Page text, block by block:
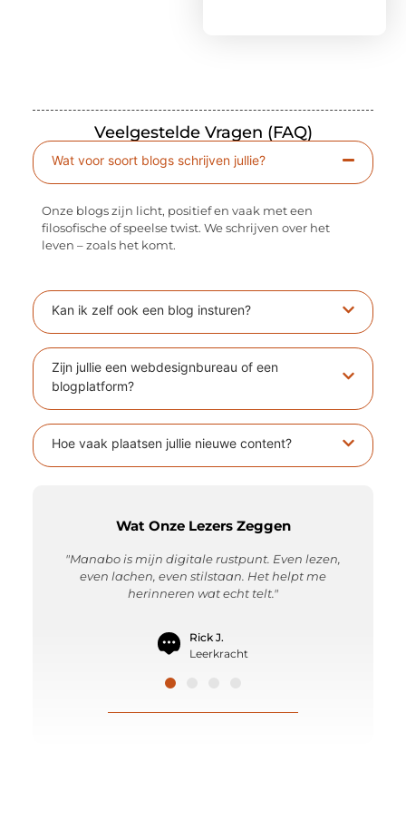
Veelgestelde Vragen (FAQ)
Wat voor soort blogs schrijven jullie?
Onze blogs zijn licht, positief en vaak met een
filosofische of speelse twist. We schrijven over het
leven – zoals het komt.
Kan ik zelf ook een blog insturen?
Zijn jullie een webdesignbureau of een
blogplatform?
Hoe vaak plaatsen jullie nieuwe content?
Wat Onze Lezers Zeggen
"Manabo is mijn digitale rustpunt. Even lezen,
even lachen, even stilstaan. Het helpt me
herinneren wat echt telt."
Rick J.
Leerkracht